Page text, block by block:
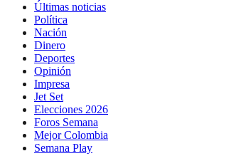
Últimas noticias
Política
Nación
Dinero
Deportes
Opinión
Impresa
Jet Set
Elecciones 2026
Foros Semana
Mejor Colombia
Semana Play